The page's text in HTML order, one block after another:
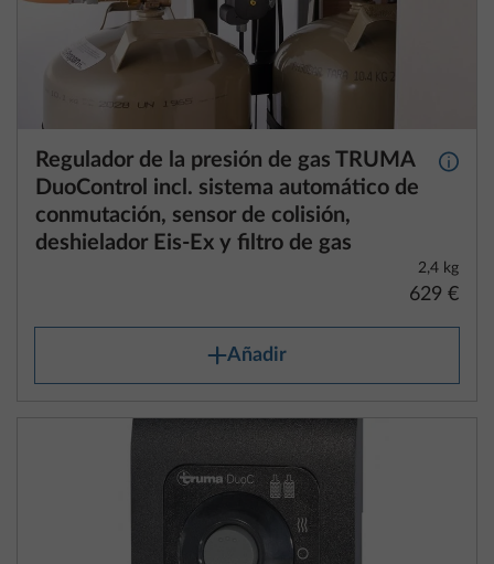
Regulador de la presión de gas TRUMA
DuoControl incl. sistema automático de
conmutación, sensor de colisión,
deshielador Eis-Ex y filtro de gas
Más
2,4 kg
629 €
Añadir